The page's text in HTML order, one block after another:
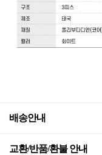
배송안내
교환/반품/환불 안내